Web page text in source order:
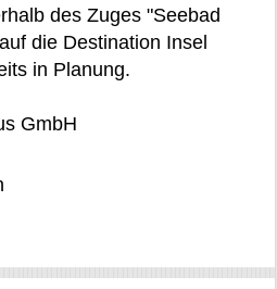
des Zuges "Seebad
die Destination Insel
in Planung.
GmbH